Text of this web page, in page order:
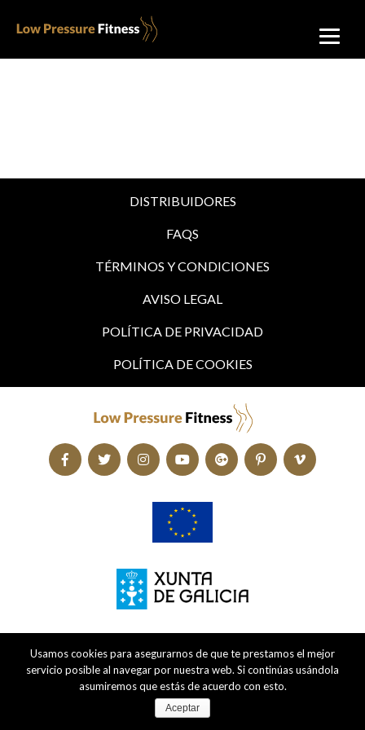
DISTRIBUIDORES
FAQS
TÉRMINOS Y CONDICIONES
AVISO LEGAL
POLÍTICA DE PRIVACIDAD
POLÍTICA DE COOKIES
Usamos cookies para asegurarnos de que te prestamos el mejor
servicio posible al navegar por nuestra web. Si continúas usándola
asumiremos que estás de acuerdo con esto.
Aceptar